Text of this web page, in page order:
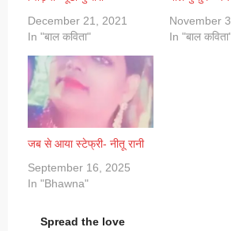
December 21, 2021
In "बाल कविता"
November
In "बाल
जब से आया स्टेफ्री- नीतू रानी
September 16, 2025
In "Bhawna"
Spread the love